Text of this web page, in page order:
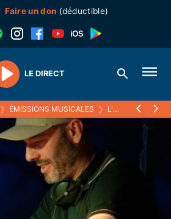
Faire un don (déductible)
Play
LE DIRECT
❯ ÉMISSIONS MUSICALES ❯ L'HEURE DES GRAVES